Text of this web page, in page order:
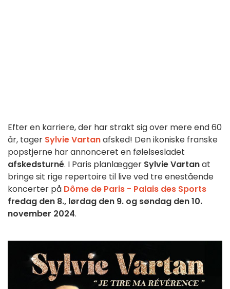
Efter en karriere, der har strakt sig over mere end 60
år, tager Sylvie Vartanafsked! Den ikoniske franske
popstjerne har annonceret en følelsesladet
afskedsturné. I Paris planlægger Sylvie Vartanat
bringe sit rige repertoire til live ved tre enestående
koncerter på Dôme de Paris - Palais des Sports
fredag den 8., lørdag den 9. og søndag den 10.
november 2024.